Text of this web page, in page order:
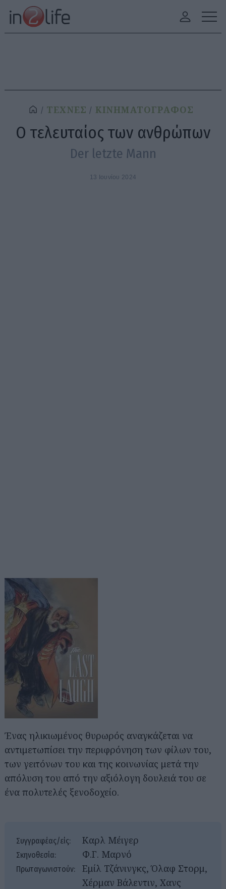
ΤΕΧΝΕΣ ΚΙΝΗΜΑΤΟΓΡΑΦΟΣ
Ο τελευταίος των ανθρώπων
Der letzte Mann
13 Ιουνίου 2024
Ένας ηλικιωμένος θυρωρός αναγκάζεται να
αντιμετωπίσει την περιφρόνηση των φίλων του,
των γειτόνων του και της κοινωνίας μετά την
απόλυση του από την αξιόλογη δουλειά του σε
ένα πολυτελές ξενοδοχείο.
Συγγραφέας/είς: Καρλ Μέιγερ
Σκηνοθεσία: Φ.Γ. Μαρνό
Πρωταγωνιστούν:
Εμίλ Τζάνινγκς, Όλαφ Στορμ,
Χέρμαν Βάλεντιν, Χανς